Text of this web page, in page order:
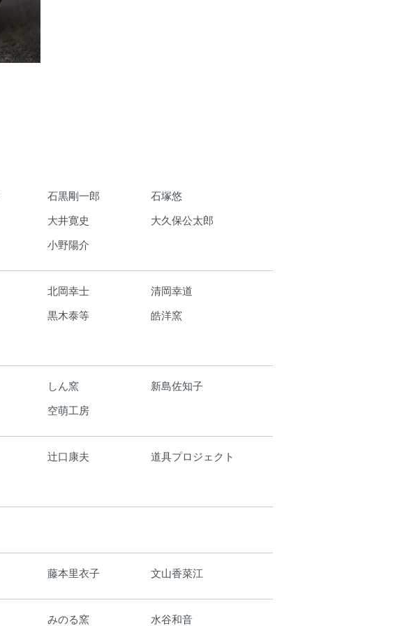
石黒剛一郎
石塚悠
大井寛史
大久保公太郎
小野陽介
北岡幸士
清岡幸道
黒木泰等
皓洋窯
しん窯
新島佐知子
空萌工房
辻口康夫
道具プロジェクト
藤本里衣子 文山香菜江
みのる窯 水谷和音